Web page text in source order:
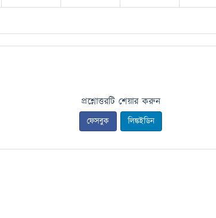
প্রশ্নোত্তরটি শেয়ার করুন
ফেসবুক লিঙ্কইডিন